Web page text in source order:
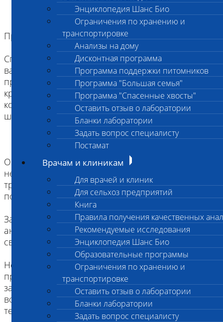
Энциклопедия Шанс Био
Ограничения по хранению и
транспортировке
Анализы на дому
Дисконтная программа
Программа поддержки питомников
Программа "Большая семья"
Программа "Спасенные хвосты"
Оставить отзыв о лаборатории
Бланки лаборатории
Задать вопрос специалисту
Постамат
Врачам и клиникам
Для врачей и клиник
Для сельхоз предприятий
Книга
Правила получения качественных
Рекомендуемые исследования
Энциклопедия Шанс Био
Образовательные программы
Ограничения по хранению и
транспортировке
Оставить отзыв о лаборатории
Бланки лаборатории
Задать вопрос специалисту
Процедура проходит следующим образом:
Специалисты «Шанс Био» берут кровь из вены у
вашего питомца в специальные емкости. Затем
проводится центрифугирование забранной
крови для выделения тромбоцитов. Полученный
концентрат тромбоцитов распределяется по
шприцам и вводится в проблемные места.
Обратите внимание! Для того, чтобы получить
необходимую терапевтическую концентрацию
тромбоцитов, необходима предварительная
подготовка. Она заключается в следующем:
За 2 недели до забора крови не принимать
антикоагулянты и средства, влияющие на
свертываемость крови.
Не использовать НПВС в течение 1 недели до
процедуры. Если этого не сделать, то будут
заблокированы эффекты факторов роста, что
воспрепятствует лечебному эффекту PRP-
терапии.